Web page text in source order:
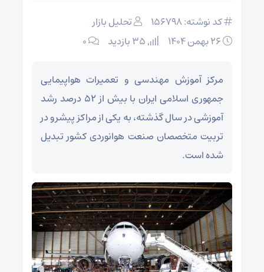
کد نوشته: 156798
تحلیل بازار
۰
مرکز آموزش مهندسی و تعمیرات هواپیمایی
جمهوری اسلامی ایران با بیش از ۵۲ درصد رشد
آموزشی در سال گذشته، به یکی از مراکز پیشرو در
تربیت متخصصان صنعت هوانوردی کشور تبدیل
شده است.